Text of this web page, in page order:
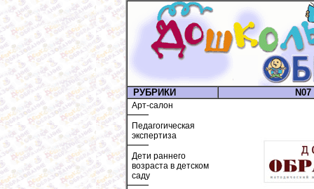
РУБРИКИ
Арт-салон
Педагогическая
экспертиза
Дети раннего
возраста в детском
саду